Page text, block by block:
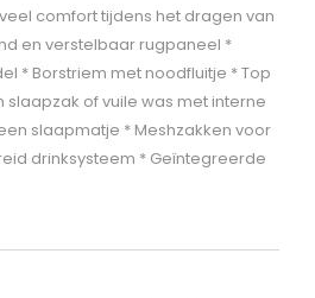
comfort tijdens het dragen van
en verstelbaar rugpaneel *
* Borstriem met noodfluitje * Top
of vuile was met interne
slaapmatje * Meshzakken voor
drinksysteem * Geïntegreerde